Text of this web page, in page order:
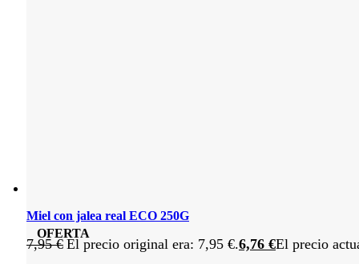
OFERTA
Miel con jalea real ECO 250G
7,95€ El precio original era: 7,95 €.6,76 €El precio